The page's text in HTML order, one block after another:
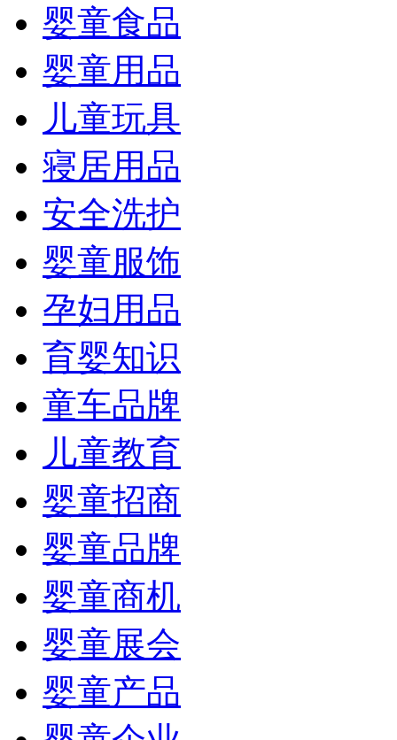
婴童食品
婴童用品
儿童玩具
寝居用品
安全洗护
婴童服饰
孕妇用品
育婴知识
童车品牌
儿童教育
婴童招商
婴童品牌
婴童商机
婴童展会
婴童产品